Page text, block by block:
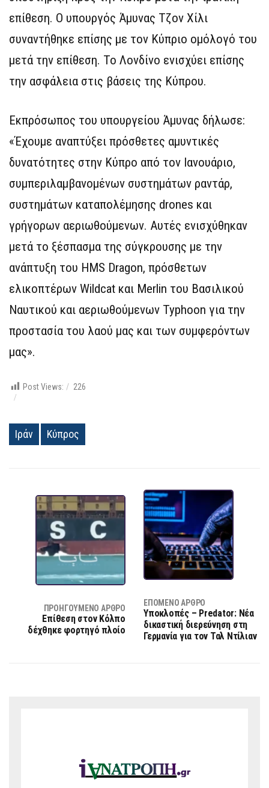
επίθεση. Ο υπουργός Άμυνας Τζον Χίλι
συναντήθηκε επίσης με τον Κύπριο ομόλογό του
μετά την επίθεση. Το Λονδίνο ενισχύει επίσης
την ασφάλεια στις βάσεις της Κύπρου.
Εκπρόσωπος του υπουργείου Άμυνας δήλωσε:
«Έχουμε αναπτύξει πρόσθετες αμυντικές
δυνατότητες στην Κύπρο από τον Ιανουάριο,
συμπεριλαμβανομένων συστημάτων ραντάρ,
συστημάτων καταπολέμησης drones και
γρήγορων αεριωθούμενων. Αυτές ενισχύθηκαν
μετά το ξέσπασμα της σύγκρουσης με την
ανάπτυξη του HMS Dragon, πρόσθετων
ελικοπτέρων Wildcat και Merlin του Βασιλικού
Ναυτικού και αεριωθούμενων Typhoon για την
προστασία του λαού μας και των συμφερόντων
μας».
Post Views: 226
Ιράν Κύπρος
ΠΡΟΗΓΟΎΜΕΝΟ ΆΡΘΡΟ
Επίθεση στον Κόλπο
δέχθηκε φορτηγό πλοίο
ΕΠΌΜΕΝΟ ΆΡΘΡΟ
Υποκλοπές – Predator: Νέα
δικαστική διερεύνηση στη
Γερμανία για τον Ταλ Ντίλιαν